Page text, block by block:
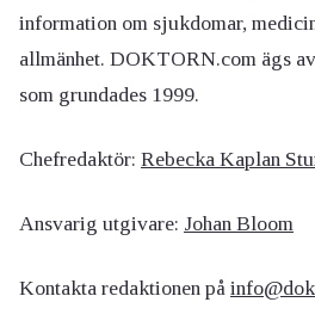
information om sjukdomar,
allmänhet. DOKTORN.com ägs
som grundades 1999.
Chefredaktör: Rebecka Kaplan
Ansvarig utgivare: Johan Bloom
Kontakta redaktionen på